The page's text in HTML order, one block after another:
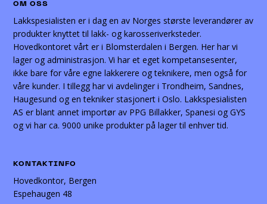
OM OSS
Lakkspesialisten er i dag en av Norges største leverandører av
produkter knyttet til lakk- og karosseriverksteder.
Hovedkontoret vårt er i Blomsterdalen i Bergen. Her har vi
lager og administrasjon. Vi har et eget kompetansesenter,
ikke bare for våre egne lakkerere og teknikere, men også for
våre kunder. I tillegg har vi avdelinger i Trondheim, Sandnes,
Haugesund og en tekniker stasjonert i Oslo. Lakkspesialisten
AS er blant annet importør av PPG Billakker, Spanesi og GYS
og vi har ca. 9000 unike produkter på lager til enhver tid.
KONTAKTINFO
Hovedkontor, Bergen
Espehaugen 48